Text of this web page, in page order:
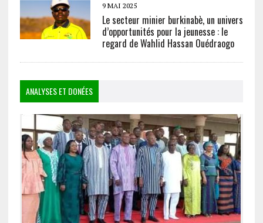
9 MAI 2025
Le secteur minier burkinabè, un univers
d’opportunités pour la jeunesse : le
regard de Wahlid Hassan Ouédraogo
ANALYSES ET DONÉES